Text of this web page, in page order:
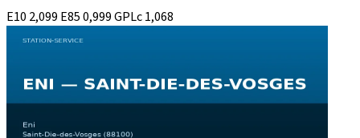
E10 2,099 E850,999GPLc1,068